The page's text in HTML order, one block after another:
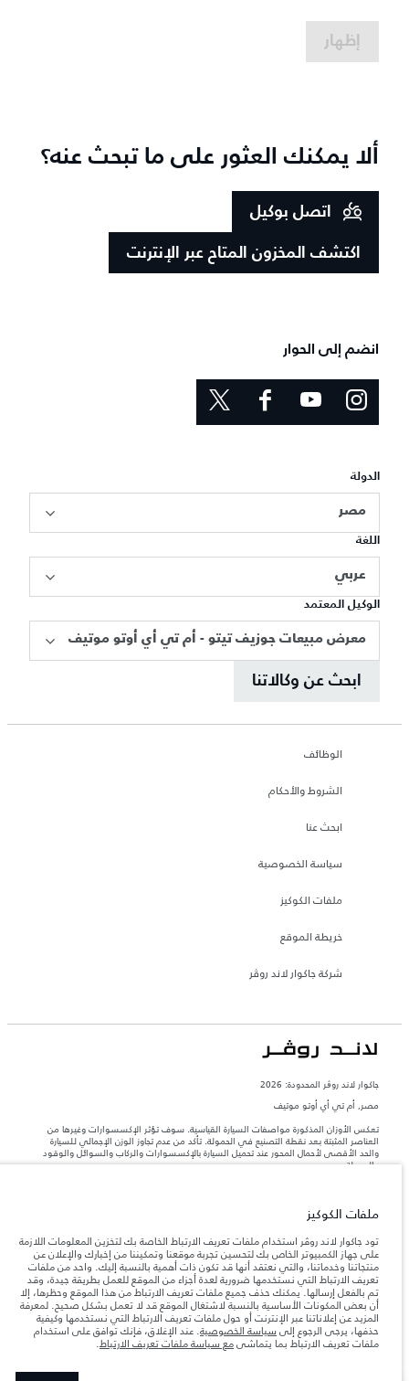
إظهار
ألا يمكنك العثور على ما تبحث عنه؟
اتصل بوكيل
اكتشف المخزون المتاح عبر الإنترنت
انضم إلى الحوار
الدولة
مصر
اللغة
عربي
الوكيل المعتمد
معرض مبيعات جوزيف تيتو - أم تي أي أوتو موتيف
ابحث عن وكالاتنا
الوظائف
الشروط والأحكام
ابحث عنا
سياسة الخصوصية
ملفات الكوكيز
خريطة الموقع
شركة جاكوار لاند روڤر
جاكوار لاند روڨر المحدودة: 2026
مصر, أم تي أي أوتو موتيف
تعكس الأوزان المذكورة مواصفات السيارة القياسية. سوف تؤثر الإكسسوارات وغيرها من
العناصر المثبتة بعد نقطة التصنيع في الحمولة. تأكد من عدم تجاوز الوزن الإجمالي للسيارة
والحد الأقصى لأحمال المحور عند تحميل السيارة بالإكسسوارات والركاب والسوائل والوقود
والحمولة.
المعلومات والمواصفات والأسعار والألوان المذكورة على هذا الموقع قد تختلف من بلد إلى
آخر، كما أنّها قد تتغير بدون إشعار مسبق. الرجاء التواصل مع وكيلنا المحلي للتأكد من توفّرها
ملاحظة مهمة حول الصور والمواصفات.إن النقص العالمي في أشباه الموصلات يؤثر حاليًا
في مواصفات تصميم السيارات وتوفر الخيارات وتوقيتات التصاميم. هذا ظرف ديناميكي
للغاية، ونتيجة لذلك، قد لا تمثّل الصور المستخدَمة ضمن موقع الويب حاليًا المواصفات الحالية
بالكامل بالنسبة إلى الميزات والخيارات والحلية ومجموعات الألوان. يرجى استشارة وكيلك الذي
سيتمكّن من تأكيد أي تقييدات حالية معك للسماح لك باتخاذ قرار مدروس
الأرقام المقدمة هي نتيجة لاختبارات المصنع الرسمية وفقاً لتشريعات الاتحاد الأوروبي. قد
يتباين استهلك الوقود الفعلي للمركبة عن ذلك المتحقق في تلك الاختبارات كما أن هذه
الأرقام بغرض المقارنة فحسب.
ملفات الكوكيز
تود جاكوار لاند روڤر استخدام ملفات تعريف الارتباط الخاصة بك لتخزين المعلومات اللازمة
على جهاز الكمبيوتر الخاص بك لتحسين تجربة موقعنا وتمكيننا من إخبارك والإعلان عن
منتجاتنا وخدماتنا، والتي نعتقد أنها قد تكون ذات أهمية بالنسبة إليك. واحد من ملفات
تعريف الارتباط التي نستخدمها ضرورية لعدة أجزاء من الموقع للعمل بطريقة جيدة، وقد
تم بالفعل إرسالها. يمكنك حذف جميع ملفات تعريف الارتباط من هذا الموقع وحظرها، إلا
أن بعض المكونات الأساسية بالنسبة لاشتغال الموقع قد لا تعمل بشكل صحيح. لمعرفة
المزيد عن إعلاناتنا عبر الإنترنت أو حول ملفات تعريف الارتباط التي نستخدمها وكيفية
حذفها، يرجى الرجوع إلى سياسة الخصوصية. عند الإغلاق، فإنك توافق على استخدام
ملفات تعريف الارتباط بما يتماشىمع سياسة ملفات تعريف الارتباط.